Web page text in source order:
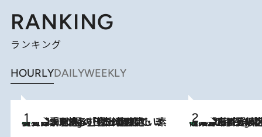
RANKING
ランキング
HOURLYDAILYWEEKLY
2 Hours Ago
【大分・別府】「今一番おいしい食材を調理する」1日2組限定・ミシュラン2ツ星の日本料理店で、素材と四季を愉しむ極上の時間 2 Hours Ago
《みずみずしい桃が丸ごと》東京の“あの有名洋菓子シェフ”の下で修業したパティシエが腕を振るう、珠玉の夏限定パフェを堪能！【大分市】